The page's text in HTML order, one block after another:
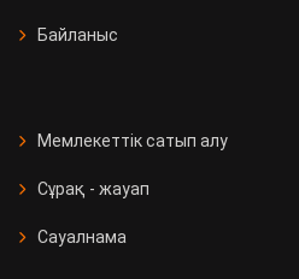
Байланыс
Мемлекеттік сатып алу
Сұрақ - жауап
Сауалнама